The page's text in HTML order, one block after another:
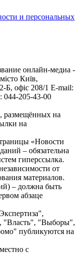
и персональных
онлайн-медиа -
Київ,
офіс 208/1 E-mail:
044-205-43-00
размещённых на
на
«Новости
– обязательна
гиперссылка.
от
материалов.
– должна быть
абзаце
"Власть", "Выборы",
публикуются на
с